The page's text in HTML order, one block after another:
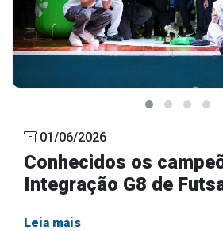
01/06/2026
Conhecidos os
Integração G8 de
Leia mais